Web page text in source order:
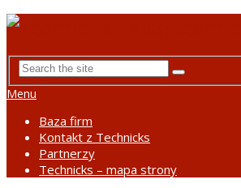
Menu
Baza firm
Kontakt z Technicks
Partnerzy
Technicks – mapa strony